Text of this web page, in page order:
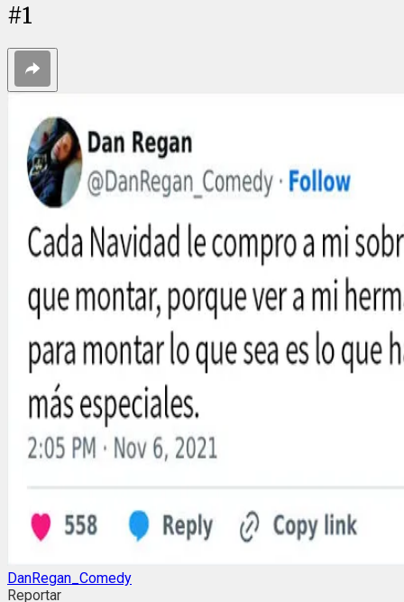
#1
DanRegan_Comedy
Reportar